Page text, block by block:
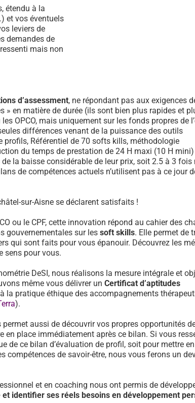
étendu à la
et vos éventuels
leviers de
demandes de
mais non
d’assessment, ne répondant pas aux exigences
en matière de durée (ils sont bien plus rapides et
OPCO, mais uniquement sur les fonds propres de
différences venant de la puissance des outils
Référentiel de 70 softs kills, méthodologie
du temps de prestation de 24 H maxi (10 H
la baisse considérable de leur prix, soit 2.5 à 3 fois
de compétences actuels n’utilisent pas à ce jour
sur-Aisne se déclarent satisfaits !
ou le CPF, cette innovation répond au cahier des
gouvernementales sur les soft skills. Elle permet de
qui sont faits pour vous épanouir. Découvrez les
sens pour vous.
DeSI, nous réalisons la mesure intégrale et
même vous délivrer un Certificat d’aptitudes
la pratique éthique des accompagnements
).
aussi de découvrir vos propres opportunités
en place immédiatement après ce bilan. Si vous
de ce bilan d’évaluation de profil, soit pour mettre
compétences de savoir-être, nous vous ferons un
et en coaching nous ont permis de
et identifier ses réels besoins en développement